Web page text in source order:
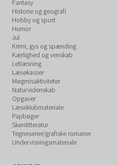
Fantasy
Historie og geografi
Hobby og sport
Humor
Jul
Krimi, gys og spænding
Kærlighed og venskab
Letlæsning
Læsekasser
Møgmisaktiviteter
Naturvidenskab
Opgaver
Læseklubmateriale
Papbøger
Skønlitteratur
Tegneserier/grafiske romaner
Undervisningsmateriale